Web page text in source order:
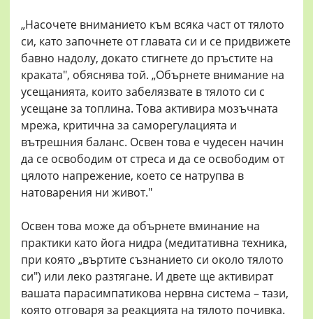
„Насочете вниманието към всяка част от тялото
си, като започнете от главата си и се придвижете
бавно надолу, докато стигнете до пръстите на
краката", обяснява той. „Обърнете внимание на
усещанията, които забелязвате в тялото си с
усещане за топлина. Това активира мозъчната
мрежа, критична за саморегулацията и
вътрешния баланс. Освен това е чудесен начин
да се освободим от стреса и да се освободим от
цялото напрежение, което се натрупва в
натоварения ни живот."
Освен това може да обърнете вминание на
практики като йога нидра (медитативна техника,
при която „въртите съзнанието си около тялото
си") или леко разтягане. И двете ще активират
вашата парасимпатикова нервна система – тази,
която отговаря за реакцията на тялото почивка.